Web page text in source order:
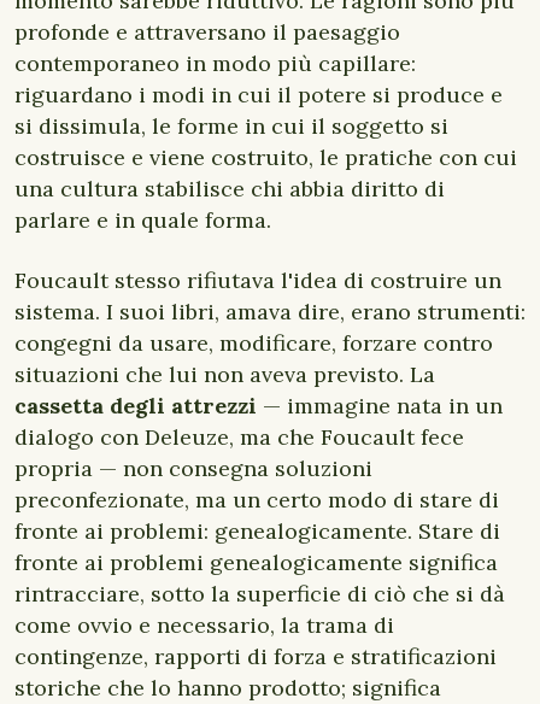
profonde e attraversano il paesaggio
contemporaneo in modo più capillare:
riguardano i modi in cui il potere si produce e
si dissimula, le forme in cui il soggetto si
costruisce e viene costruito, le pratiche con cui
una cultura stabilisce chi abbia diritto di
parlare e in quale forma.
Foucault stesso rifiutava l'idea di costruire un
sistema. I suoi libri, amava dire, erano strumenti:
congegni da usare, modificare, forzare contro
situazioni che lui non aveva previsto. La
cassetta degli attrezzi — immagine nata in un
dialogo con Deleuze, ma che Foucault fece
propria — non consegna soluzioni
preconfezionate, ma un certo modo di stare di
fronte ai problemi: genealogicamente. Stare di
fronte ai problemi genealogicamente significa
rintracciare, sotto la superficie di ciò che si dà
come ovvio e necessario, la trama di
contingenze, rapporti di forza e stratificazioni
storiche che lo hanno prodotto; significa